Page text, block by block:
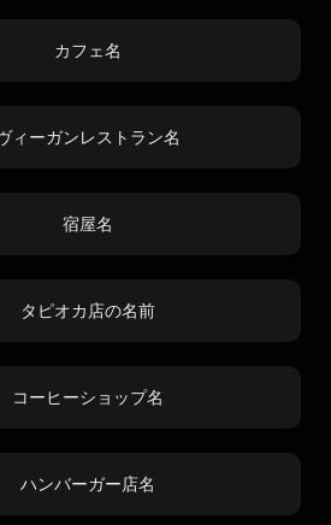
カフェ名
ィーガンレストラン名
宿屋名
タピオカ店の名前
コーヒーショップ名
ハンバーガー店名